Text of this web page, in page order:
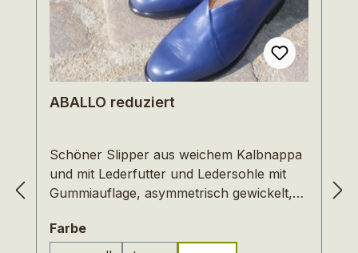
ABALLO reduziert
Schöner Slipper aus weichem Kalbnappa
und mit Lederfutter und Ledersohle mit
Gummiauflage, asymmetrisch gewickelt,
Schuh ist auch für Füße mit hohem
Farbeauswählen